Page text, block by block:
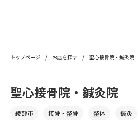
トップページ / お店を探す / 聖心接骨院・鍼灸院
聖心接骨院・鍼灸院
綾部市 接骨・整骨 整体 鍼灸